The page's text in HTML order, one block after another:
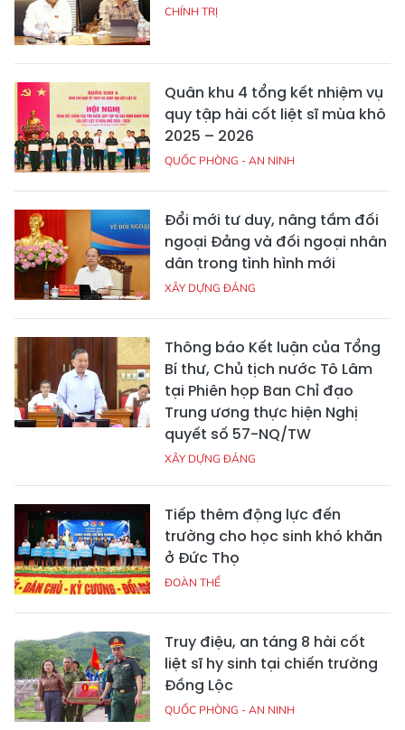
CHÍNH TRỊ
Quân khu 4 tổng kết nhiệm vụ
quy tập hài cốt liệt sĩ mùa khô
2025 – 2026
QUỐC PHÒNG - AN NINH
Đổi mới tư duy, nâng tầm đối
ngoại Đảng và đối ngoại nhân
dân trong tình hình mới
XÂY DỰNG ĐẢNG
Thông báo Kết luận của Tổng
Bí thư, Chủ tịch nước Tô Lâm
tại Phiên họp Ban Chỉ đạo
Trung ương thực hiện Nghị
quyết số 57-NQ/TW
XÂY DỰNG ĐẢNG
Tiếp thêm động lực đến
trường cho học sinh khó khăn
ở Đức Thọ
ĐOÀN THỂ
Truy điệu, an táng 8 hài cốt
liệt sĩ hy sinh tại chiến trường
Đồng Lộc
QUỐC PHÒNG - AN NINH